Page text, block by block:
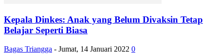
Kepala Dinkes: Anak yang Belum Divaksin Tetap
Belajar Seperti Biasa
Bagas Triangga - Jumat, 14 Januari 2022 0